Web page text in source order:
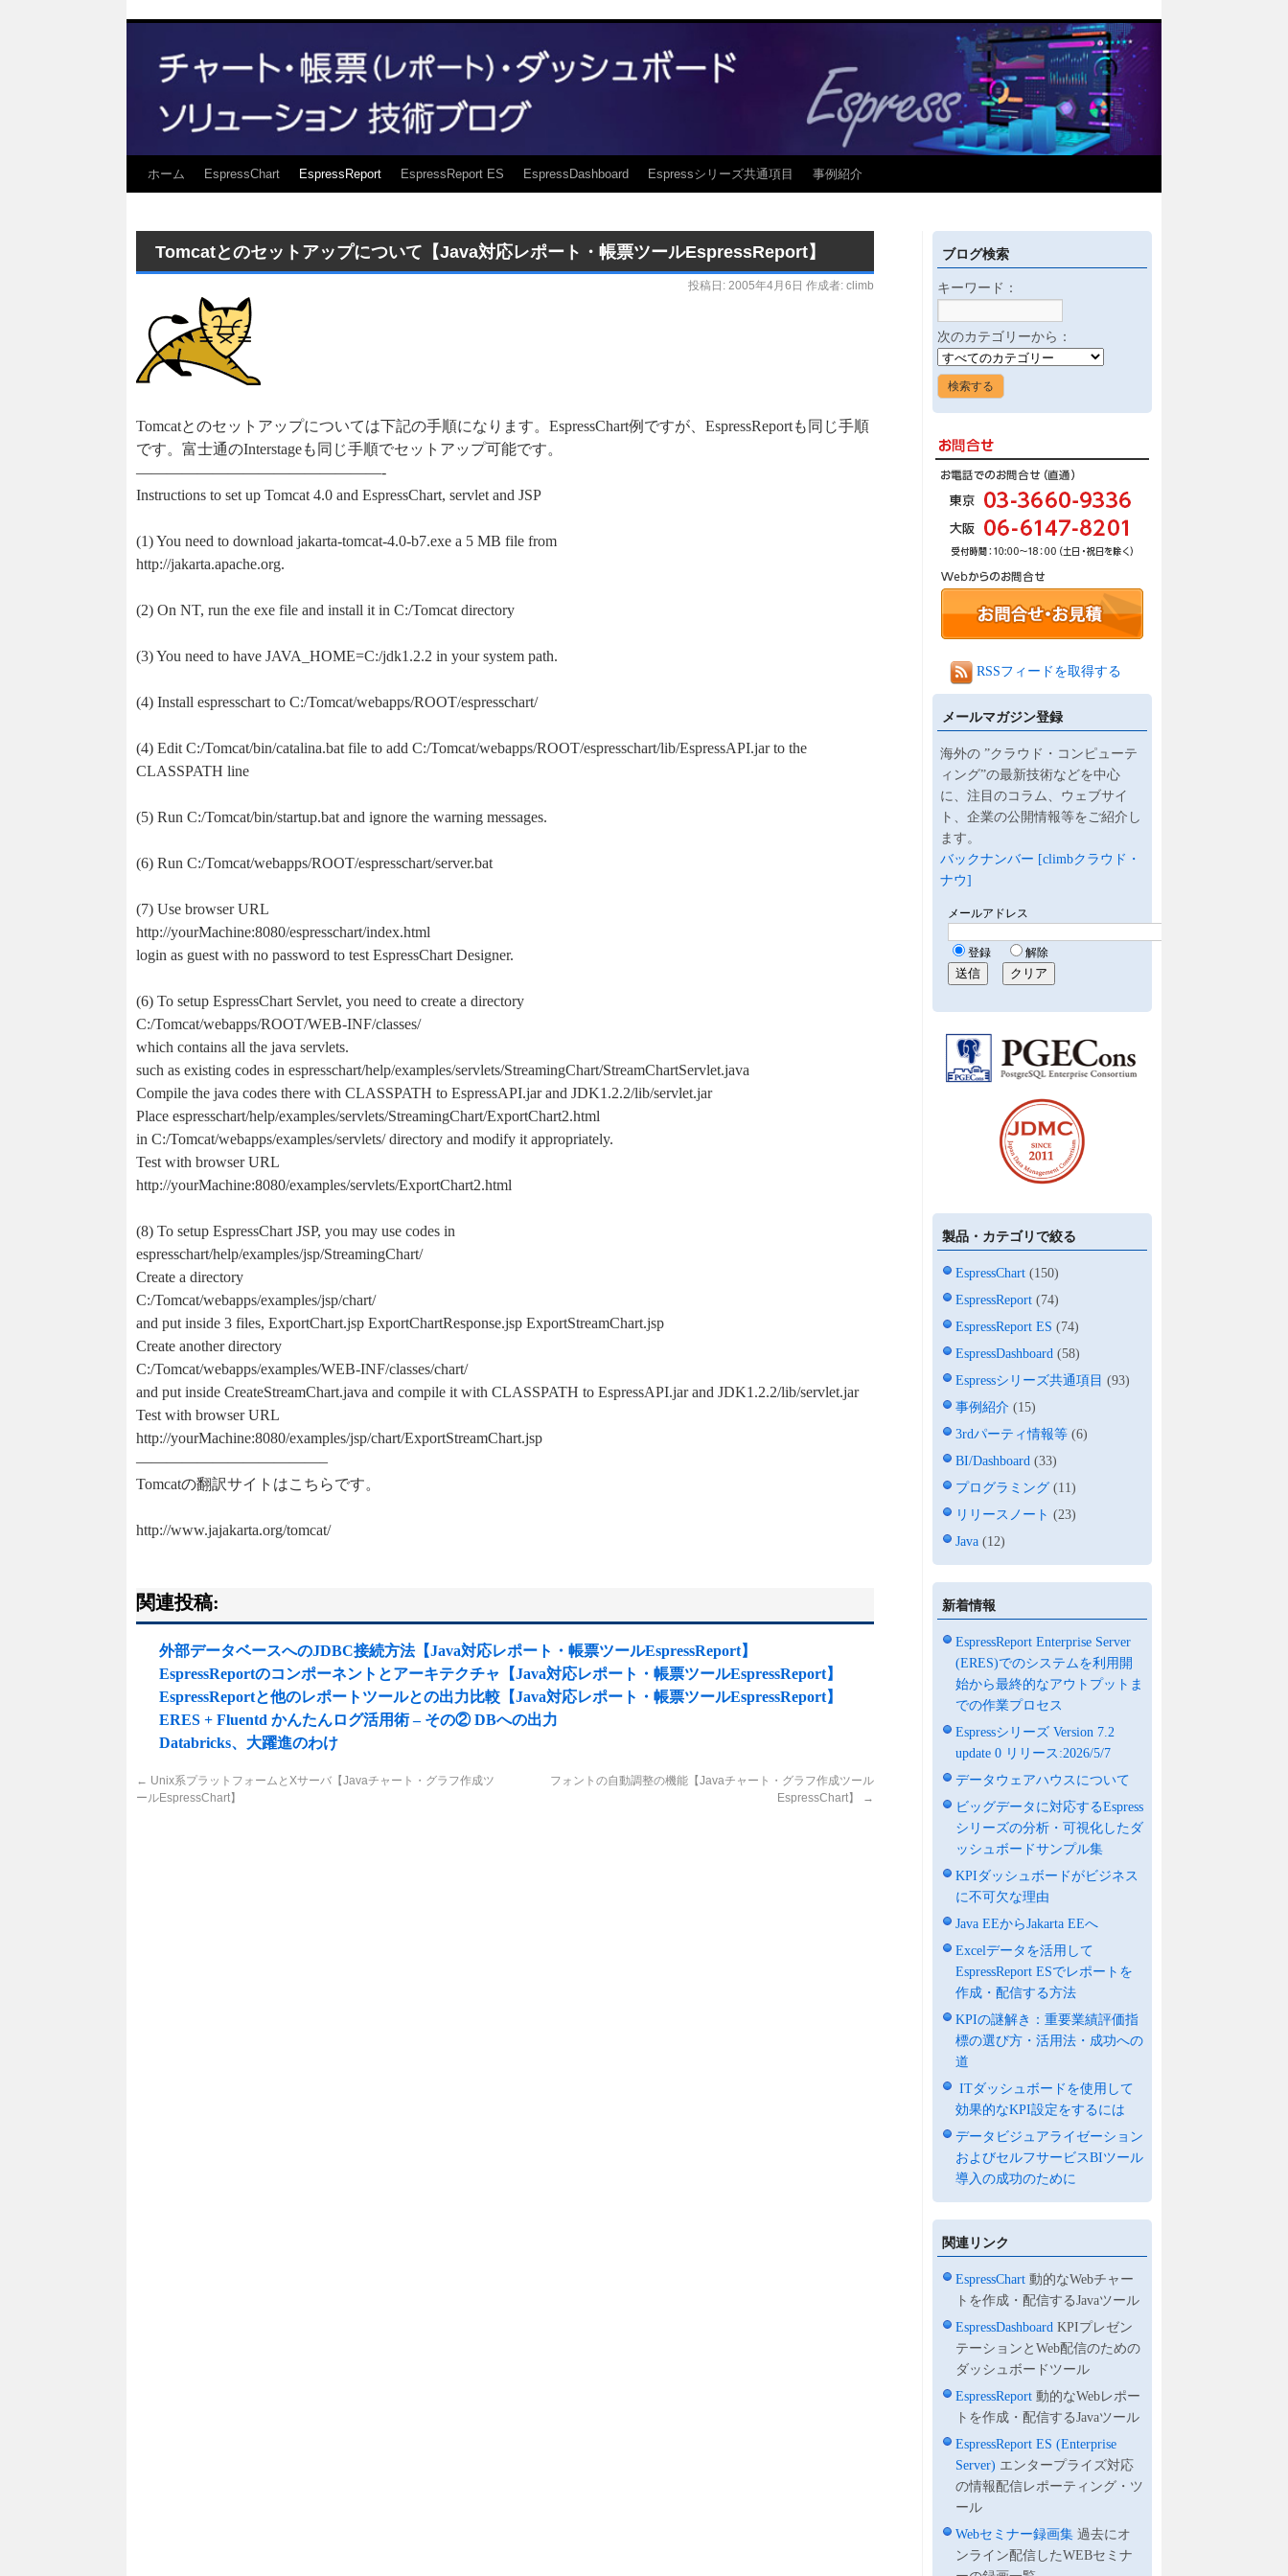
ホーム EspressChart EspressReport EspressReport ES EspressDashboard Espressシリーズ共通項目 事例紹介
Tomcatとのセットアップについて【Java対応レポート・帳票ツールEspressReport】
投稿日: 2005年4月6日 作成者: climb
Tomcatとのセットアップについては下記の手順になります。EspressChart例ですが、EspressReportも同じ手順
です。富士通のInterstageも同じ手順でセットアップ可能です。
————————————————-
Instructions to set up Tomcat 4.0 and EspressChart, servlet and JSP
(1) You need to download jakarta-tomcat-4.0-b7.exe a 5 MB file from
http://jakarta.apache.org.
(2) On NT, run the exe file and install it in C:/Tomcat directory
(3) You need to have JAVA_HOME=C:/jdk1.2.2 in your system path.
(4) Install espresschart to C:/Tomcat/webapps/ROOT/espresschart/
(4) Edit C:/Tomcat/bin/catalina.bat file to add C:/Tomcat/webapps/ROOT/espresschart/lib/EspressAPI.jar to the
CLASSPATH line
(5) Run C:/Tomcat/bin/startup.bat and ignore the warning messages.
(6) Run C:/Tomcat/webapps/ROOT/espresschart/server.bat
(7) Use browser URL
http://yourMachine:8080/espresschart/index.html
login as guest with no password to test EspressChart Designer.
(6) To setup EspressChart Servlet, you need to create a directory
C:/Tomcat/webapps/ROOT/WEB-INF/classes/
which contains all the java servlets.
such as existing codes in espresschart/help/examples/servlets/StreamingChart/StreamChartServlet.java
Compile the java codes there with CLASSPATH to EspressAPI.jar and JDK1.2.2/lib/servlet.jar
Place espresschart/help/examples/servlets/StreamingChart/ExportChart2.html
in C:/Tomcat/webapps/examples/servlets/ directory and modify it appropriately.
Test with browser URL
http://yourMachine:8080/examples/servlets/ExportChart2.html
(8) To setup EspressChart JSP, you may use codes in
espresschart/help/examples/jsp/StreamingChart/
Create a directory
C:/Tomcat/webapps/examples/jsp/chart/
and put inside 3 files, ExportChart.jsp ExportChartResponse.jsp ExportStreamChart.jsp
Create another directory
C:/Tomcat/webapps/examples/WEB-INF/classes/chart/
and put inside CreateStreamChart.java and compile it with CLASSPATH to EspressAPI.jar and JDK1.2.2/lib/servlet.jar
Test with browser URL
http://yourMachine:8080/examples/jsp/chart/ExportStreamChart.jsp
————————————–
Tomcatの翻訳サイトはこちらです。
http://www.jajakarta.org/tomcat/
関連投稿:
外部データベースへのJDBC接続方法【Java対応レポート・帳票ツールEspressReport】
EspressReportのコンポーネントとアーキテクチャ【Java対応レポート・帳票ツールEspressReport】
EspressReportと他のレポートツールとの出力比較【Java対応レポート・帳票ツールEspressReport】
ERES + Fluentd かんたんログ活用術 – その② DBへの出力
Databricks、大躍進のわけ
← Unix系プラットフォームとXサーバ【Javaチャート・グラフ作成ツ
ールEspressChart】
フォントの自動調整の機能【Javaチャート・グラフ作成ツール
EspressChart】
→
ブログ検索
キーワード：
次のカテゴリーから：
RSSフィードを取得する
メールマガジン登録
海外の ”クラウド・コンピューテ
ィング”の最新技術などを中心
に、注目のコラム、ウェブサイ
ト、企業の公開情報等をご紹介し
ます。
バックナンバー [climbクラウド・
ナウ]
製品・カテゴリで絞る
EspressChart (150)
EspressReport (74)
EspressReport ES (74)
EspressDashboard (58)
Espressシリーズ共通項目 (93)
事例紹介 (15)
3rdパーティ情報等 (6)
BI/Dashboard (33)
プログラミング (11)
リリースノート (23)
Java (12)
新着情報
EspressReport Enterprise Server
(ERES)でのシステムを利用開
始から最終的なアウトプットま
での作業プロセス
Espressシリーズ Version 7.2
update 0 リリース:2026/5/7
データウェアハウスについて
ビッグデータに対応するEspress
シリーズの分析・可視化したダ
ッシュボードサンプル集
KPIダッシュボードがビジネス
に不可欠な理由
Java EEからJakarta EEへ
Excelデータを活用して
EspressReport ESでレポートを
作成・配信する方法
KPIの謎解き：重要業績評価指
標の選び方・活用法・成功への
道
ITダッシュボードを使用して
効果的なKPI設定をするには
データビジュアライゼーション
およびセルフサービスBIツール
導入の成功のために
関連リンク
EspressChart 動的なWebチャー
トを作成・配信するJavaツール
EspressDashboard KPIプレゼン
テーションとWeb配信のための
ダッシュボードツール
EspressReport 動的なWebレポー
トを作成・配信するJavaツール
EspressReport ES (Enterprise
Server) エンタープライズ対応
の情報配信レポーティング・ツ
ール
Webセミナー録画集 過去にオ
ンライン配信したWEBセミナ